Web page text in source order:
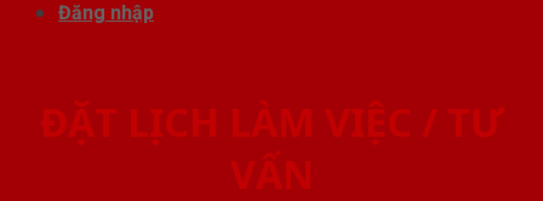
Đăng nhập
ĐẶT LỊCH LÀM VIỆC / TƯ
VẤN